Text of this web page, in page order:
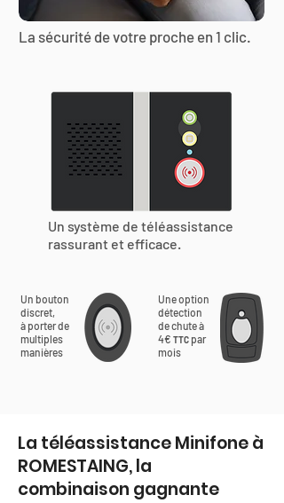
La sécurité de votre proche en 1 clic.
Un système de téléassistance
rassurant et efficace.
Un bouton
discret,
à porter de
multiples
manières
Une option
détection
de chute à
4€ TTC par
mois
La téléassistance Minifone à
ROMESTAING, la
combinaison gagnante